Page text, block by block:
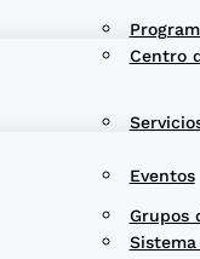
Centro
Eventos
Grupos